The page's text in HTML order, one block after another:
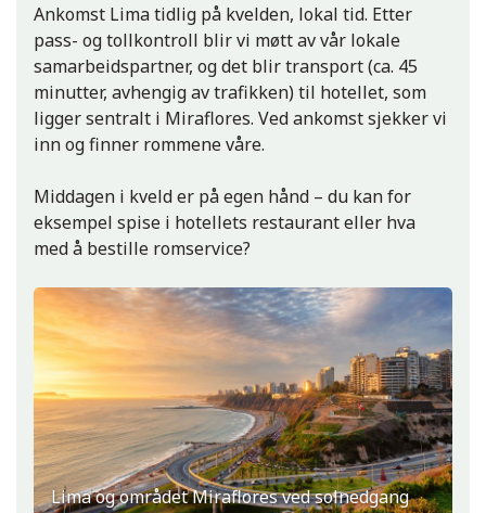
Ankomst Lima tidlig på kvelden, lokal tid. Etter
pass- og tollkontroll blir vi møtt av vår lokale
samarbeidspartner, og det blir transport (ca. 45
minutter, avhengig av trafikken) til hotellet, som
ligger sentralt i Miraflores. Ved ankomst sjekker vi
inn og finner rommene våre.
Middagen i kveld er på egen hånd – du kan for
eksempel spise i hotellets restaurant eller hva
med å bestille romservice?
Lima og området Miraflores ved solnedgang